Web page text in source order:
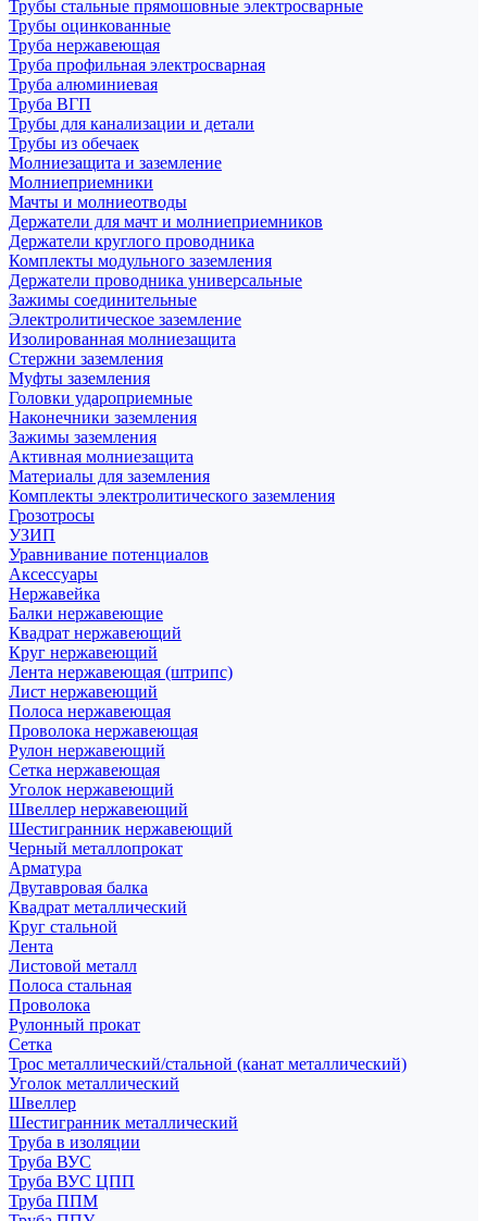
Трубы стальные прямошовные электросварные
Трубы оцинкованные
Труба нержавеющая
Труба профильная электросварная
Труба алюминиевая
Труба ВГП
Трубы для канализации и детали
Трубы из обечаек
Молниезащита и заземление
Молниеприемники
Мачты и молниеотводы
Держатели для мачт и молниеприемников
Держатели круглого проводника
Комплекты модульного заземления
Держатели проводника универсальные
Зажимы соединительные
Электролитическое заземление
Изолированная молниезащита
Стержни заземления
Муфты заземления
Головки удароприемные
Наконечники заземления
Зажимы заземления
Активная молниезащита
Материалы для заземления
Комплекты электролитического заземления
Грозотросы
УЗИП
Уравнивание потенциалов
Аксессуары
Нержавейка
Балки нержавеющие
Квадрат нержавеющий
Круг нержавеющий
Лента нержавеющая (штрипс)
Лист нержавеющий
Полоса нержавеющая
Проволока нержавеющая
Рулон нержавеющий
Сетка нержавеющая
Уголок нержавеющий
Швеллер нержавеющий
Шестигранник нержавеющий
Черный металлопрокат
Арматура
Двутавровая балка
Квадрат металлический
Круг стальной
Лента
Листовой металл
Полоса стальная
Проволока
Рулонный прокат
Сетка
Трос металлический/стальной (канат металлический)
Уголок металлический
Швеллер
Шестигранник металлический
Труба в изоляции
Труба ВУС
Труба ВУС ЦПП
Труба ППМ